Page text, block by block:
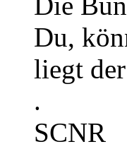
Du,
liegt
.
SCNR